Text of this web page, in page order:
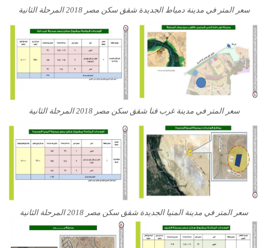
سعر المتر في مدينة دمياط الجديدة شقق سكن مصر 2018 المرحلة الثانية
سعر المتر في مدينة غرب قنا شقق سكن مصر 2018 المرحلة الثانية
سعر المتر في مدينة المنيا الجديدة شقق سكن مصر 2018 المرحلة الثانية